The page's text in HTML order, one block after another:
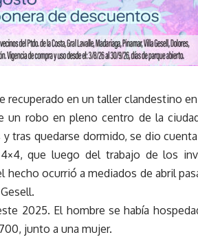
recuperado en un taller clandestino
un robo en pleno centro de la
tras quedarse dormido, se dio
que luego del trabajo de los
hecho ocurrió a mediados de abril
2025. El hombre se había
junto a una mujer.